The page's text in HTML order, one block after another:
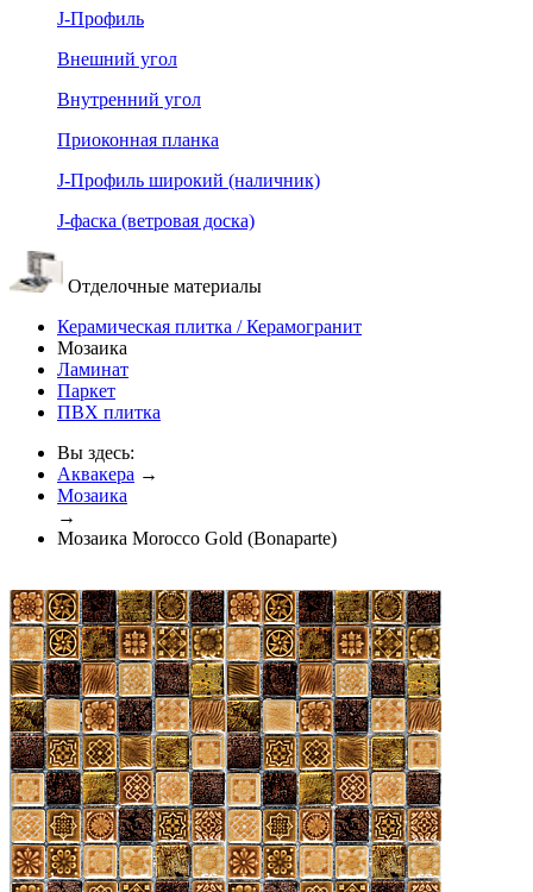
J-Профиль
Внешний угол
Внутренний угол
Приоконная планка
J-Профиль широкий (наличник)
J-фаска (ветровая доска)
Отделочные материалы
Керамическая плитка / Керамогранит
Мозаика
Ламинат
Паркет
ПВХ плитка
Вы здесь:
Аквакера →
Мозаика
→
Мозаика Morocco Gold (Bonaparte)